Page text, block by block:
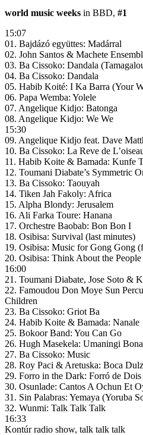
world music weeks in BBD, #1
15:07
01. Bajdázó együttes: Madárral
02. John Santos & Machete
03. Ba Cissoko: Dandala
04. Ba Cissoko: Dandala
05. Habib Koité: I Ka Barra (Your
06. Papa Wemba: Yolele
07. Angelique Kidjo: Batonga
08. Angelique Kidjo: We We
15:30
09. Angelique Kidjo feat. Dave
10. Ba Cissoko: La Reve de
11. Habib Koite & Bamada: Kunfe
12. Toumani Diabate’s Symmetric
13. Ba Cissoko: Taouyah
14. Tiken Jah Fakoly: Africa
15. Alpha Blondy: Jerusalem
16. Ali Farka Toure: Hanana
17. Orchestre Baobab: Bon Bon I
18. Osibisa: Survival (last minutes)
19. Osibisa: Music for Gong Gong
20. Osibisa: Think About the People
16:00
21. Toumani Diabate, Jose Soto &
22. Famoudou Don Moye Sun
Children
23. Ba Cissoko: Griot Ba
24. Habib Koite & Bamada: Nanale
25. Bokoor Band: You Can Go
26. Hugh Masekela: Umaningi Bona
27. Ba Cissoko: Music
28. Roy Paci & Aretuska: Boca
29. Forro in the Dark: Forró de
30. Osunlade: Cantos A Ochun Et
31. Sin Palabras: Yemaya (Yoruba
32. Wunmi: Talk Talk Talk
16:33
Kontúr radio show, talk talk talk